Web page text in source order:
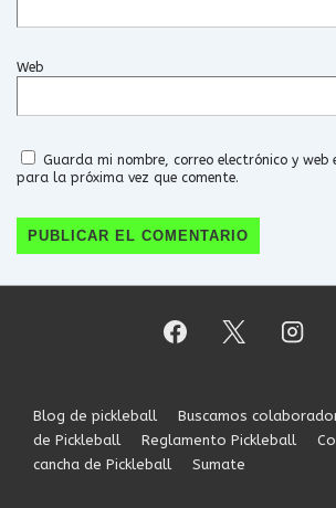
Web
Guarda mi nombre, correo electrónico y web
para la próxima vez que comente.
Menú
del
pie
Blog de pickleball
Buscamos
de Pickleball
Reglamento Pickleball
cancha de Pickleball
Sumate